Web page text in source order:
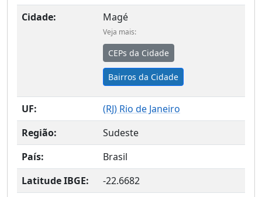
Cidade:
Magé
Veja mais:
CEPs da Cidade
Bairros da Cidade
UF: (RJ) Rio de Janeiro
Região:
Sudeste
País:
Brasil
Latitude IBGE:
-22.6682